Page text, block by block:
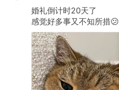
婚礼倒计时20天了
感觉好多事又不知所措😕